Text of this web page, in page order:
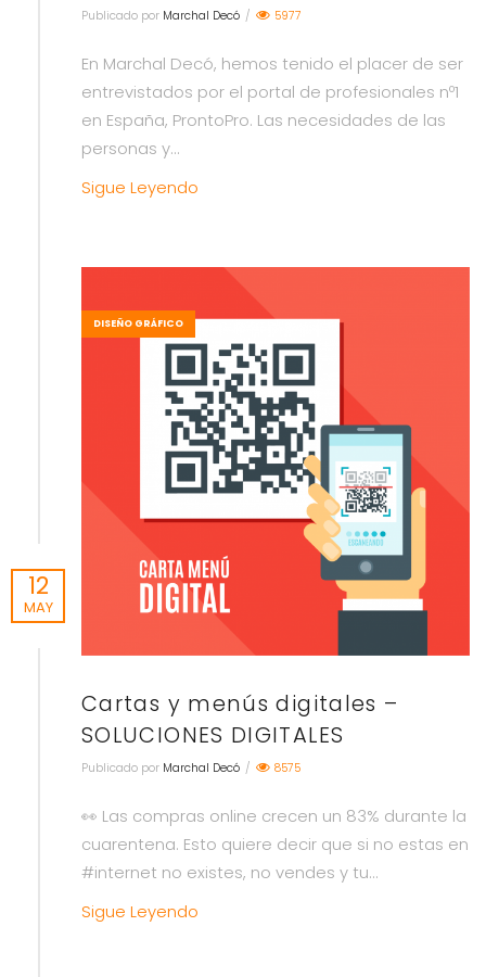
Publicado por Marchal Decó / 5977
En Marchal Decó, hemos tenido el placer de ser
entrevistados por el portal de profesionales nº1
en España, ProntoPro. Las necesidades de las
personas y...
Sigue Leyendo
DISEÑO GRÁFICO
Cartas y menús digitales –
SOLUCIONES DIGITALES
Publicado por Marchal Decó / 8575
👀 Las compras online crecen un 83% durante la
cuarentena. Esto quiere decir que si no estas en
#internet no existes, no vendes y tu...
Sigue Leyendo
12
MAY